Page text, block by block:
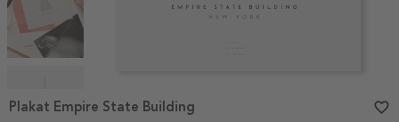
1
Plakat Empire State Building favorite_border